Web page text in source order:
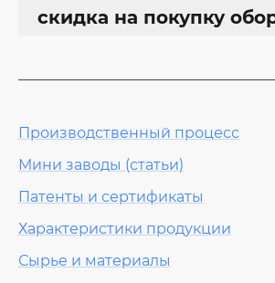
скидка на покупку
Производственный процесс
Мини заводы (статьи)
Патенты и сертификаты
Характеристики продукции
Сырье и материалы